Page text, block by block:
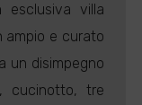
esclusiva villa
ampio e curato
un disimpegno
cucinotto, tre